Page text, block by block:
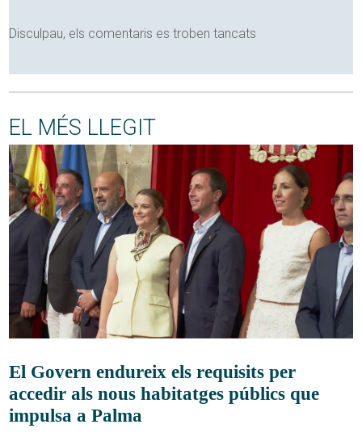
Disculpau, els comentaris es troben tancats
EL MÉS LLEGIT
El Govern endureix els requisits per
accedir als nous habitatges públics que
impulsa a Palma